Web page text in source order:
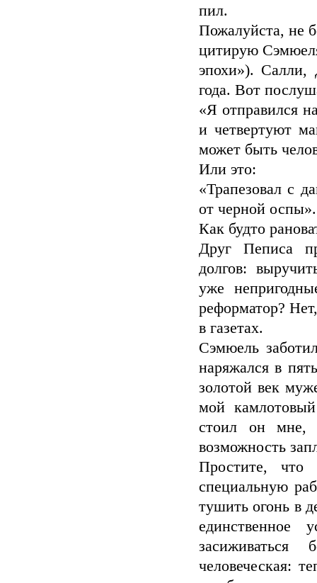
пил.
Пожалуйста, не
цитирую
эпохи»). Салли,
года. Вот
«Я отправился
и четвертуют
может быть
Или это:
«Трапезовал с
от черной оспы».
Как будто
Друг Пеписа
долгов:
уже
реформатор?
в газетах.
Сэмюель
наряжался в
золотой век
мой
стоил он
возможность
Простите,
специальную
тушить огонь в
человеческая: